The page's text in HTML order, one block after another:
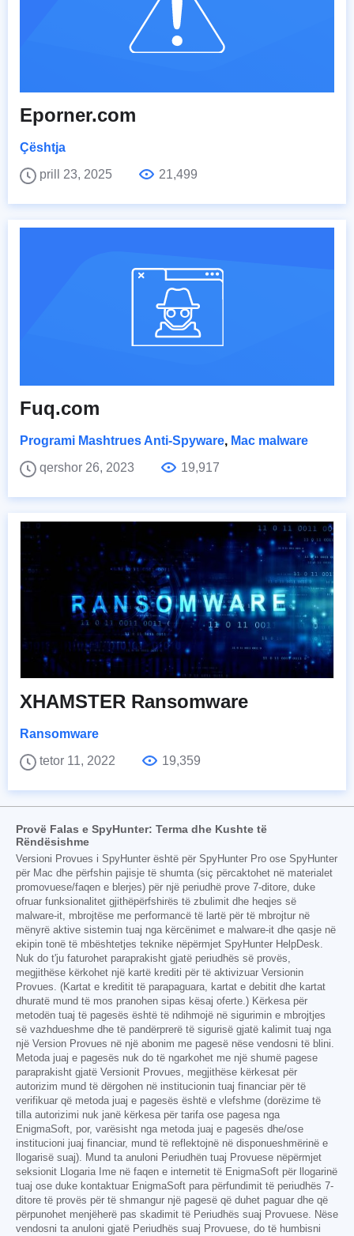
Eporner.com
Çështja
prill 23, 2025
21,499
Fuq.com
Programi Mashtrues Anti-Spyware, Mac malware
qershor 26, 2023
19,917
XHAMSTER Ransomware
Ransomware
tetor 11, 2022
19,359
Provë Falas e SpyHunter: Terma dhe Kushte të
Rëndësishme
Versioni Provues i SpyHunter është për SpyHunter Pro ose SpyHunter
për Mac dhe përfshin pajisje të shumta (siç përcaktohet në materialet
promovuese/faqen e blerjes) për një periudhë prove 7-ditore, duke
ofruar funksionalitet gjithëpërfshirës të zbulimit dhe heqjes së
malware-it, mbrojtëse me performancë të lartë për të mbrojtur në
mënyrë aktive sistemin tuaj nga kërcënimet e malware-it dhe qasje në
ekipin tonë të mbështetjes teknike nëpërmjet SpyHunter HelpDesk.
Nuk do t'ju faturohet paraprakisht gjatë periudhës së provës,
megjithëse kërkohet një kartë krediti për të aktivizuar Versionin
Provues. (Kartat e kreditit të parapaguara, kartat e debitit dhe kartat
dhuratë mund të mos pranohen sipas kësaj oferte.) Kërkesa për
metodën tuaj të pagesës është të ndihmojë në sigurimin e mbrojtjes
së vazhdueshme dhe të pandërprerë të sigurisë gjatë kalimit tuaj nga
një Version Provues në një abonim me pagesë nëse vendosni të blini.
Metoda juaj e pagesës nuk do të ngarkohet me një shumë pagese
paraprakisht gjatë Versionit Provues, megjithëse kërkesat për
autorizim mund të dërgohen në institucionin tuaj financiar për të
verifikuar që metoda juaj e pagesës është e vlefshme (dorëzime të
tilla autorizimi nuk janë kërkesa për tarifa ose pagesa nga
EnigmaSoft, por, varësisht nga metoda juaj e pagesës dhe/ose
institucioni juaj financiar, mund të reflektojnë në disponueshmërinë e
llogarisë suaj). Mund ta anuloni Periudhën tuaj Provuese nëpërmjet
seksionit Llogaria Ime në faqen e internetit të EnigmaSoft për llogarinë
tuaj ose duke kontaktuar EnigmaSoft para përfundimit të periudhës 7-
ditore të provës për të shmangur një pagesë që duhet paguar dhe që
përpunohet menjëherë pas skadimit të Periudhës suaj Provuese. Nëse
vendosni ta anuloni gjatë Periudhës suaj Provuese, do të humbisni